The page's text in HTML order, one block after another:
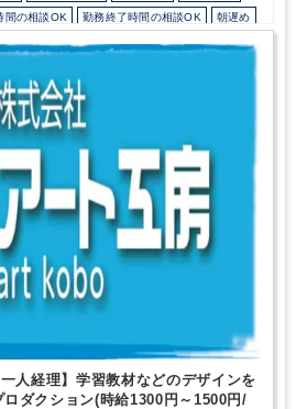
間の相談OK 勤務終了時間の相談OK 朝遅め
16時以前退社OK 時短OK
ク可能（副業禁止規定なし）
日祝休み 完全週休2日制
語力不要 弥生会計
人経理】学習教材などのデザインを
ダクション(時給1300円～1500円/